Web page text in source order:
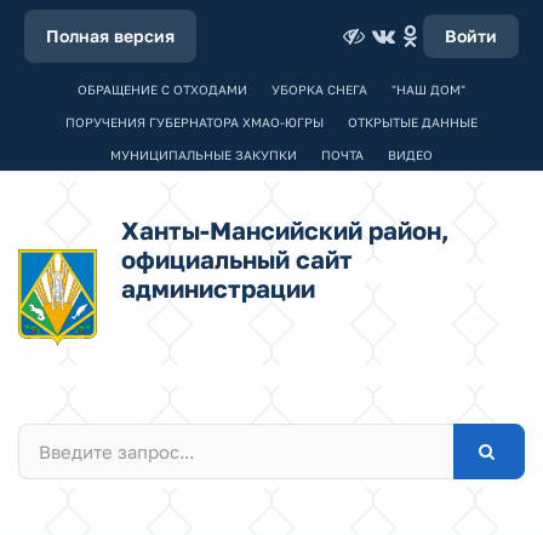
Полная версия Войти
ОБРАЩЕНИЕ С ОТХОДАМИ УБОРКА СНЕГА "НАШ ДОМ"
ПОРУЧЕНИЯ ГУБЕРНАТОРА ХМАО-ЮГРЫ ОТКРЫТЫЕ ДАННЫЕ
МУНИЦИПАЛЬНЫЕ ЗАКУПКИ ПОЧТА ВИДЕО
Ханты-Мансийский район,
официальный сайт
администрации